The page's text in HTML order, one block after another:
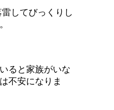
してびっくりし
ると家族がいな
不安になりま